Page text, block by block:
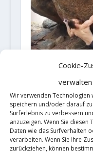
Cookie-
verwalten
Wir verwenden
speichern und/oder darauf
Surferlebnis zu verbessern
anzuzeigen. Wenn Sie
Daten wie das Surfverhalten
verarbeiten. Wenn Sie Ihre
zurückziehen, können
Video: Matt
Bridge of
9. Mai 2019